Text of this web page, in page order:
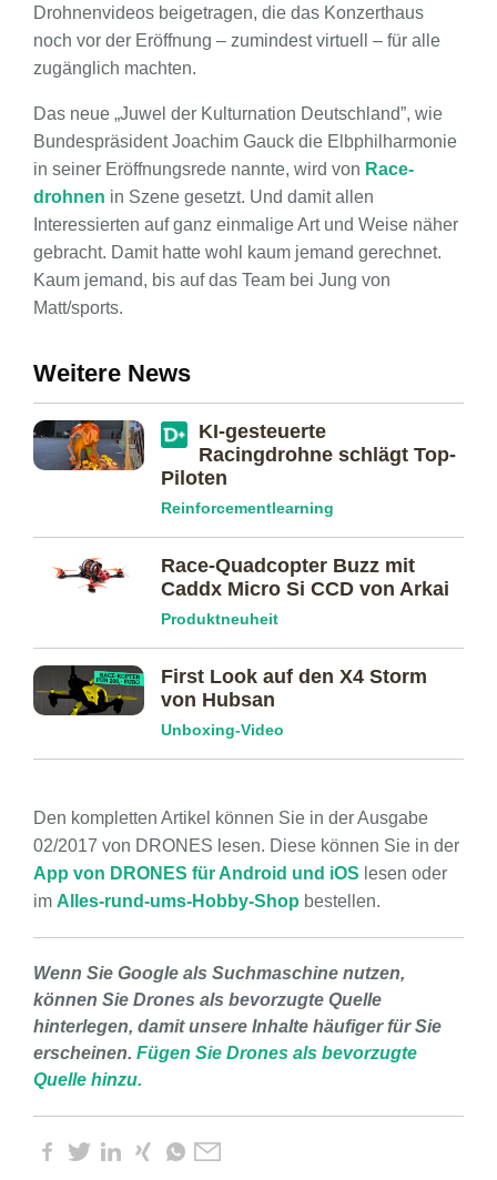
Drohnenvideos beigetragen, die das Konzerthaus
noch vor der Eröffnung – zumindest virtuell – für alle
zugänglich machten.
Das neue „Juwel der Kulturnation Deutschland”, wie
Bundespräsident Joachim Gauck die Elb­philharmonie
in seiner Eröffnungsrede nannte, wird von Race­
drohnen in Szene gesetzt. Und damit allen
Interessierten auf ganz einmalige Art und Weise näher
gebracht. Damit hatte wohl kaum jemand gerechnet.
Kaum jemand, bis auf das Team bei Jung von
Matt/sports.
Weitere News
KI-gesteuerte
Racingdrohne schlägt Top-
Piloten
Reinforcementlearning
Race-Quadcopter Buzz mit
Caddx Micro Si CCD von Arkai
Produktneuheit
First Look auf den X4 Storm
von Hubsan
Unboxing-Video
Den kompletten Artikel können Sie in der Ausgabe
02/2017 von DRONES lesen. Diese können Sie in der
App von DRONES für Android und iOS lesen oder
im Alles-rund-ums-Hobby-Shop bestellen.
Wenn Sie Google als Suchmaschine nutzen,
können Sie Drones als bevorzugte Quelle
hinterlegen, damit unsere Inhalte häufiger für Sie
erscheinen. Fügen Sie Drones als bevorzugte
Quelle hinzu.